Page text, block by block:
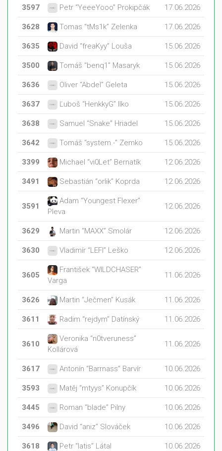
3597 Petr “YeeeYooo” Prokipčák 17.06.2026
3628 Tomas “tMs1k” Zelenka 17.06.2026
3635 David “freaKyy” Louša 15.06.2026
3500 Tomáš “benq1” Masaryk 15.06.2026
3636 Oliver “Abdel” Geleta 15.06.2026
3637 Ľuboš “HenkkyG” Ilko 15.06.2026
3638 Samuel “Snake” Hriadel 15.06.2026
3642 Tomáš “system.-” Zemko 15.06.2026
3399 Michael “vi0Let” Bernatík 12.06.2026
3491 Sebastián “orlik” Koprda 12.06.2026
3591
Adam “Youngest Flexer”
Pleva
12.06.2026
3629 Martin “MAXX” Smolár 12.06.2026
3630 Vladimír “LEFI” Leško 12.06.2026
3605
František “WILDCHASER”
Varga
11.06.2026
3626 Martin “Ječmen” Kusák 11.06.2026
3611 Radim “rejdym” Datínský 11.06.2026
3610
Veronika “n0tveruness”
Kollárová
11.06.2026
3617 Antonín “Barrnass” Barvír 10.06.2026
3593 Matěj “mtyys” Konupčík 10.06.2026
3445 Roman “blade” Pilny 10.06.2026
3496 David “aniz” Slováček 10.06.2026
3618 Petr “latis” Látal 10.06.2026